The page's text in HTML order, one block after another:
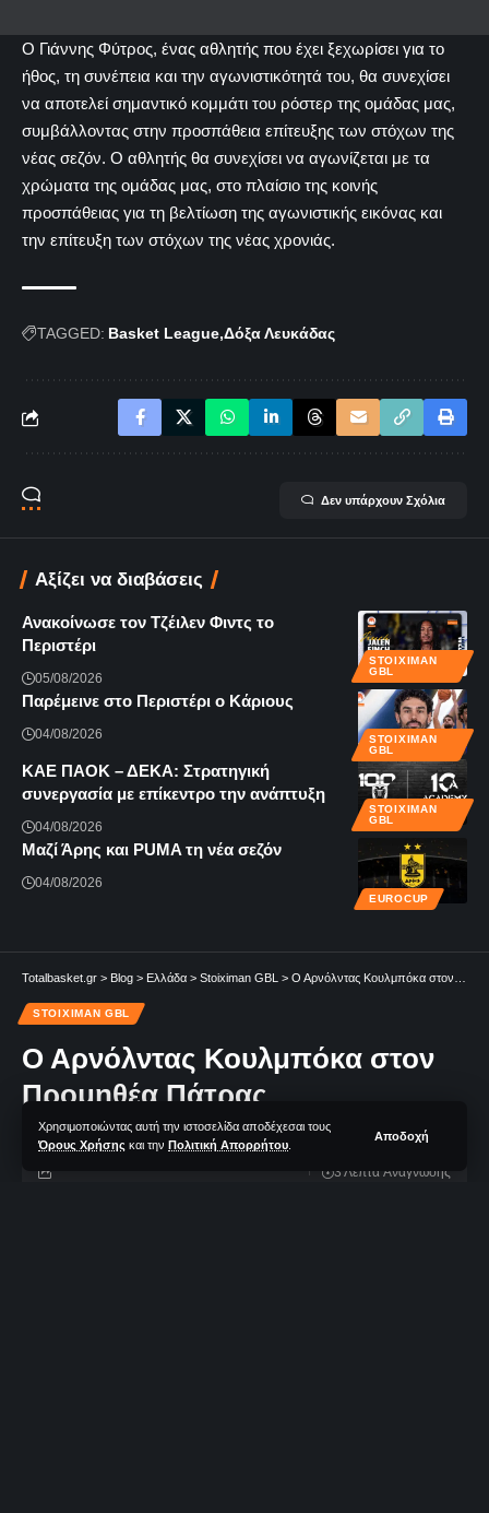
Χρησιμοποιώντας αυτή την ιστοσελίδα αποδέχεσαι τους
Όρους Χρήσης και την Πολιτική Απορρήτου
Αποδοχή
Ο Γιάννης Φύτρος, ένας αθλητής που έχει ξεχωρίσει για το
ήθος, τη συνέπεια και την αγωνιστικότητά του, θα συνεχίσει
να αποτελεί σημαντικό κομμάτι του ρόστερ της ομάδας μας,
συμβάλλοντας στην προσπάθεια επίτευξης των στόχων της
νέας σεζόν. Ο αθλητής θα συνεχίσει να αγωνίζεται με τα
χρώματα της ομάδας μας, στο πλαίσιο της κοινής
προσπάθειας για τη βελτίωση της αγωνιστικής εικόνας και
την επίτευξη των στόχων της νέας χρονιάς.
TAGGED: Basket League Δόξα Λευκάδας
Δεν υπάρχουν Σχόλια
Αξίζει να διαβάσεις
STOIXIMAN
GBL
Ανακοίνωσε τον Τζέιλεν Φιντς το
Περιστέρι
05/08/2026
STOIXIMAN
GBL
Παρέμεινε στο Περιστέρι ο Κάριους
04/08/2026
STOIXIMAN
GBL
KAE ΠΑΟΚ – ΔΕΚΑ: Στρατηγική
συνεργασία με επίκεντρο την ανάπτυξη
04/08/2026
EUROCUP
Μαζί Άρης και PUMA τη νέα σεζόν
04/08/2026
Totalbasket.gr > Blog > Ελλάδα > Stoiximan GBL > Ο Αρνόλντας Κουλμπόκα στον Προμηθέα Πάτρας
STOIXIMAN GBL
Ο Αρνόλντας Κουλμπόκα στον
Προμηθέα Πάτρας
3 Λεπτά Aνάγνωσης